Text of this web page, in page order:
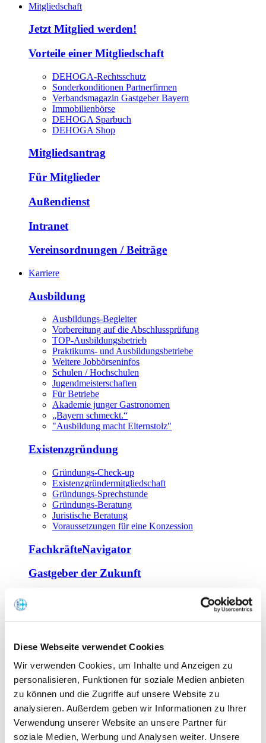
Diese Webseite verwendet Cookies
Wir verwenden Cookies, um Inhalte und Anzeigen zu
personalisieren, Funktionen für soziale Medien anbieten
zu können und die Zugriffe auf unsere Website zu
analysieren. Außerdem geben wir Informationen zu Ihrer
Verwendung unserer Website an unsere Partner für
soziale Medien, Werbung und Analysen weiter. Unsere
Mitgliedschaft
Jetzt Mitglied werden!
Vorteile einer Mitgliedschaft
DEHOGA-Rechtsschutz
Sonderkonditionen Partnerfirmen
Verbandsmagazin Gastgeber Bayern
Immobilienbörse
DEHOGA Sparbuch
DEHOGA Shop
Mitgliedsantrag
Für Mitglieder
Außendienst
Intranet
Vereinsordnungen / Beiträge
Karriere
Ausbildung
Ausbildungs-Begleiter
Vorbereitung auf die Abschlussprüfung
TOP-Ausbildungsbetrieb
Praktikums- und Ausbildungsbetriebe
Weitere Jobbörseninfos
Schulen / Hochschulen
Jugendmeisterschaften
Für Betriebe
Akademie junger Gastronomen
„Bayern schmeckt.“
"Ausbildung macht Elternstolz"
Existenzgründung
Gründungs-Check-up
Existenzgründermitgliedschaft
Gründungs-Sprechstunde
Gründungs-Beratung
Juristische Beratung
Voraussetzungen für eine Konzession
FachkräfteNavigator
Gastgeber der Zukunft
Offene Seminare
Tagen im Palais
Wirte-und Unternehmerbrief
Lernplattform BOUNTI
Partner
Branchennahe Organisationen